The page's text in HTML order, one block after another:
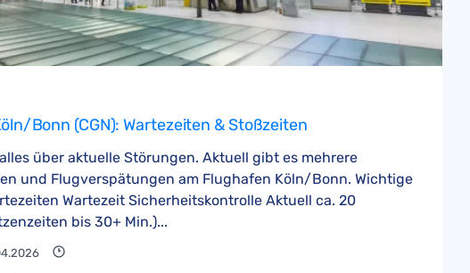
Bonn (CGN): Wartezeiten & Stoßzeiten
über aktuelle Störungen. Aktuell gibt es mehrere
und Flugverspätungen am Flughafen Köln/Bonn. Wichtige
Wartezeit Sicherheitskontrolle Aktuell ca. 20
bis 30+ Min.)...